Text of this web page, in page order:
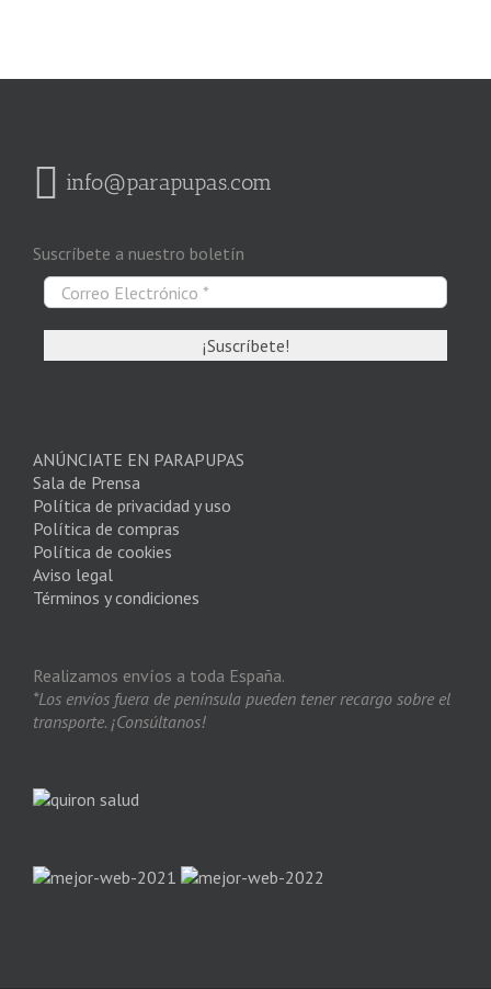
info@parapupas.com
Suscríbete a nuestro boletín
ANÚNCIATE EN PARAPUPAS
Sala de Prensa
Política de privacidad y uso
Política de compras
Política de cookies
Aviso legal
Términos y condiciones
Realizamos envíos a toda España.
*Los envíos fuera de península pueden tener recargo sobre el
transporte. ¡Consúltanos!